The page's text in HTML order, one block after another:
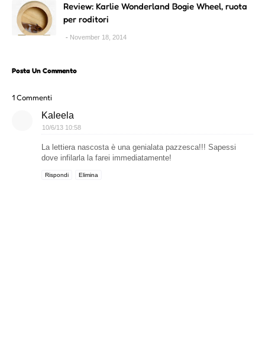
Review: Karlie Wonderland Bogie Wheel, ruota
per roditori
November 18, 2014
Posta Un Commento
1 Commenti
Kaleela
10/6/13 10:58
La lettiera nascosta è una genialata pazzesca!!! Sapessi
dove infilarla la farei immediatamente!
Rispondi Elimina